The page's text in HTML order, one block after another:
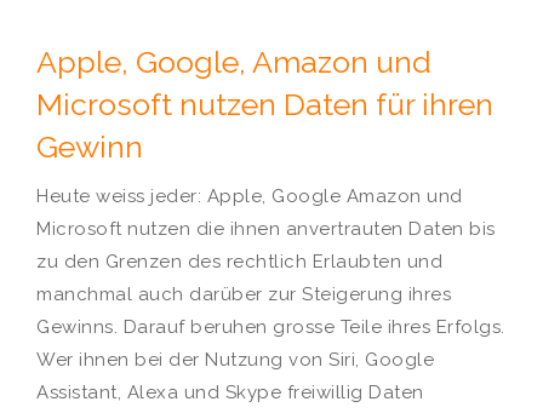
Apple, Google, Amazon und
Microsoft nutzen Daten für ihren
Gewinn
Heute weiss jeder: Apple, Google Amazon und
Microsoft nutzen die ihnen anvertrauten Daten bis
zu den Grenzen des rechtlich Erlaubten und
manchmal auch darüber zur Steigerung ihres
Gewinns. Darauf beruhen grosse Teile ihres Erfolgs.
Wer ihnen bei der Nutzung von Siri, Google
Assistant, Alexa und Skype freiwillig Daten